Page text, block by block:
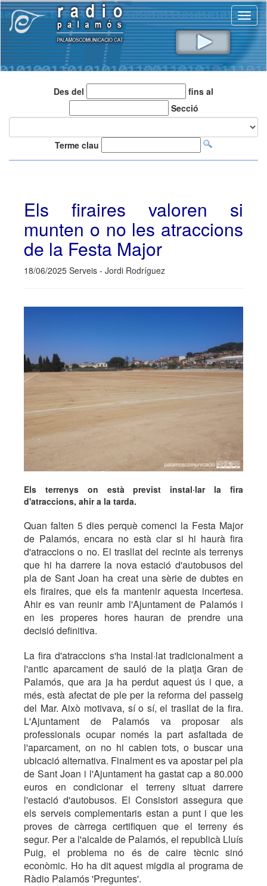
Des del
fins al
Secció
Terme clau
Els firaires valoren si
munten o no les atraccions
de la Festa Major
18/06/2025 Serveis - Jordi Rodríguez
Els terrenys on està previst instal·lar la fira
d'atraccions, ahir a la tarda.
Quan falten 5 dies perquè comenci la Festa Major
de Palamós, encara no està clar si hi haurà fira
d'atraccions o no. El trasllat del recinte als terrenys
que hi ha darrere la nova estació d'autobusos del
pla de Sant Joan ha creat una sèrie de dubtes en
els firaires, que els fa mantenir aquesta incertesa.
Ahir es van reunir amb l'Ajuntament de Palamós i
en les properes hores hauran de prendre una
decisió definitiva.
La fira d'atraccions s'ha instal·lat tradicionalment a
l'antic aparcament de sauló de la platja Gran de
Palamós, que ara ja ha perdut aquest ús i que, a
més, està afectat de ple per la reforma del passeig
del Mar. Això motivava, sí o sí, el trasllat de la fira.
L'Ajuntament de Palamós va proposar als
professionals ocupar només la part asfaltada de
l'aparcament, on no hi cabien tots, o buscar una
ubicació alternativa. Finalment es va apostar pel pla
de Sant Joan i l'Ajuntament ha gastat cap a 80.000
euros en condicionar el terreny situat darrere
l'estació d'autobusos. El Consistori assegura que
els serveis complementaris estan a punt i que les
proves de càrrega certifiquen que el terreny és
segur. Per a l'alcalde de Palamós, el republicà Lluís
Puig, el problema no és de caire tècnic sinó
econòmic. Ho ha dit aquest migdia al programa de
Ràdio Palamós 'Preguntes'.